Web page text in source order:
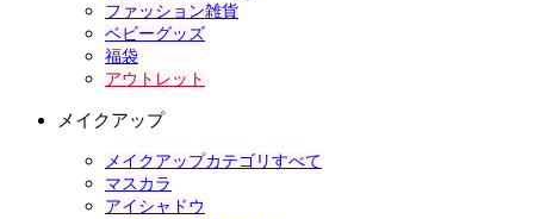
ファッション雑貨
ベビーグッズ
福袋
アウトレット
メイクアップ
メイクアップカテゴリすべて
マスカラ
アイシャドウ